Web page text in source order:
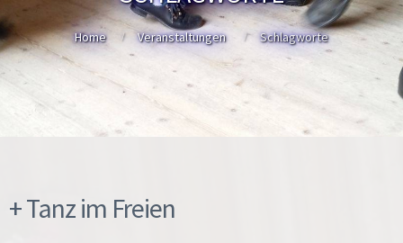
Home Veranstaltungen Schlagworte
+ Tanz im Freien